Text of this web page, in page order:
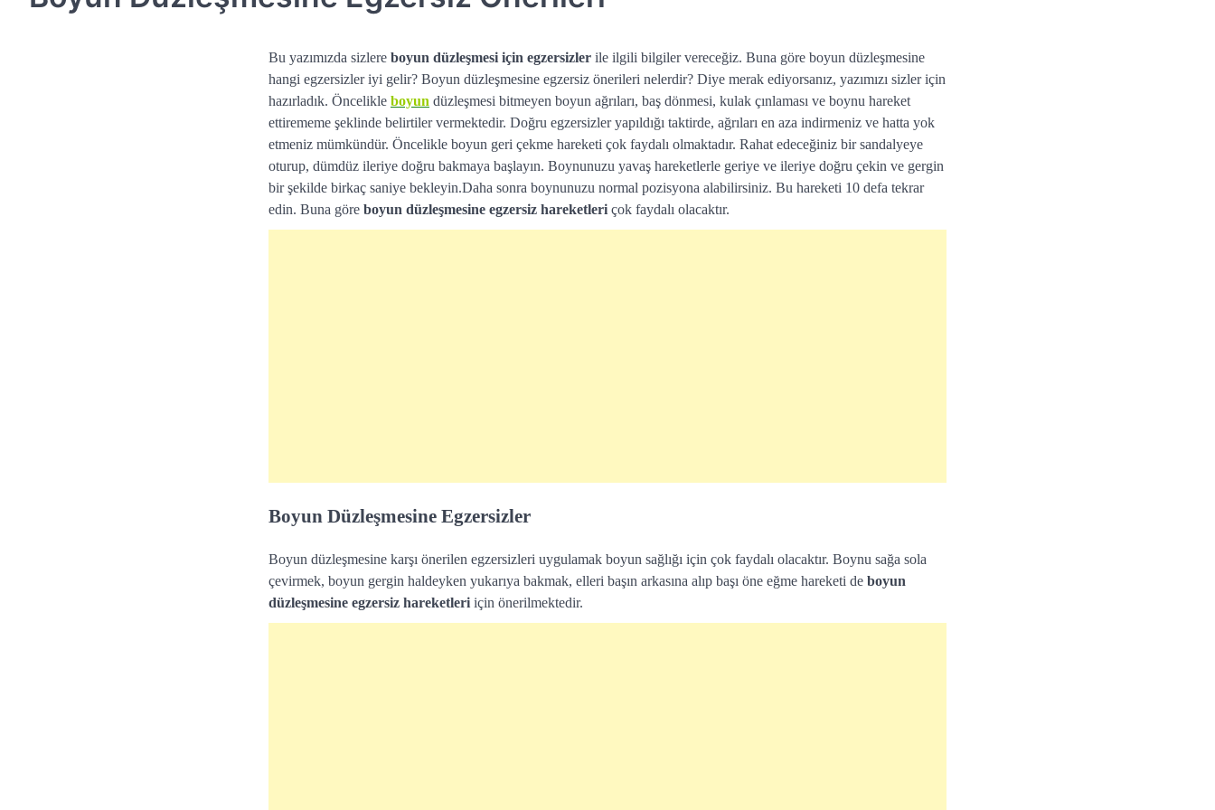
Bu yazımızda sizlere boyun düzleşmesi için egzersizler ile ilgili bilgiler vereceğiz. Buna göre boyun düzleşmesine
hangi egzersizler iyi gelir? Boyun düzleşmesine egzersiz önerileri nelerdir? Diye merak ediyorsanız, yazımızı sizler için
hazırladık. Öncelikle boyun düzleşmesi bitmeyen boyun ağrıları, baş dönmesi, kulak çınlaması ve boynu hareket
ettirememe şeklinde belirtiler vermektedir. Doğru egzersizler yapıldığı taktirde, ağrıları en aza indirmeniz ve hatta yok
etmeniz mümkündür. Öncelikle boyun geri çekme hareketi çok faydalı olmaktadır. Rahat edeceğiniz bir sandalyeye
oturup, dümdüz ileriye doğru bakmaya başlayın. Boynunuzu yavaş hareketlerle geriye ve ileriye doğru çekin ve gergin
bir şekilde birkaç saniye bekleyin.Daha sonra boynunuzu normal pozisyona alabilirsiniz. Bu hareketi 10 defa tekrar
edin. Buna göre boyun düzleşmesine egzersiz hareketleri çok faydalı olacaktır.
Boyun Düzleşmesine Egzersizler
Boyun düzleşmesine karşı önerilen egzersizleri uygulamak boyun sağlığı için çok faydalı olacaktır. Boynu sağa sola
çevirmek, boyun gergin haldeyken yukarıya bakmak, elleri başın arkasına alıp başı öne eğme hareketi de boyun
düzleşmesine egzersiz hareketleri için önerilmektedir.